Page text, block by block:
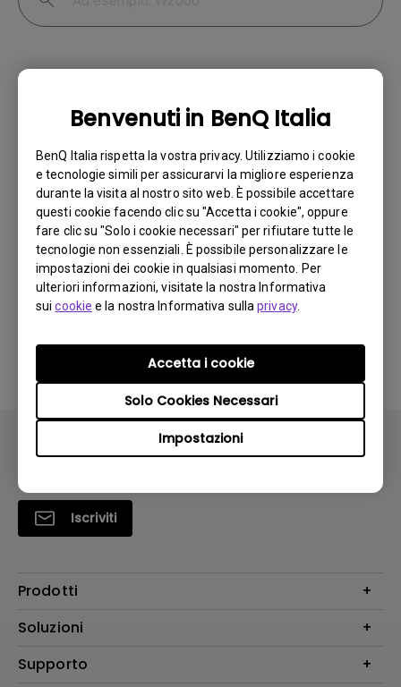
Benvenuti in BenQ Italia
BenQ Italia rispetta la vostra privacy. Utilizziamo i cookie
e tecnologie simili per assicurarvi la migliore esperienza
durante la visita al nostro sito web. È possibile accettare
questi cookie facendo clic su "Accetta i cookie", oppure
fare clic su "Solo i cookie necessari" per rifiutare tutte le
tecnologie non essenziali. È possibile personalizzare le
impostazioni dei cookie in qualsiasi momento. Per
ulteriori informazioni, visitate la nostra Informativa
suicookie e la nostra Informativa sullaprivacy.
Impostazioni
Solo Cookies Necessari
Accetta i cookie
automaticamente il segnale d'ingresso?
Ho acquistato un monitor BenQ e ho
cercato di collegarlo al mio notebook con
un cavo HDMI, ma continuo ad avere il
messaggio "No Cable Connected" sul
monitor. Come posso risolvere questo
Iscriviti
Prodotti
Videoproiettori
Illuminazione
Soluzioni
Education/Formazione
Supporto